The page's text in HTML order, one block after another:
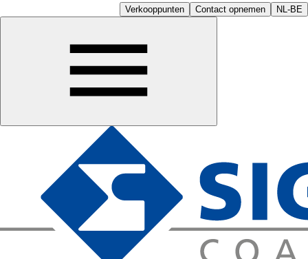
Verkooppunten Contact opnemen NL-BE